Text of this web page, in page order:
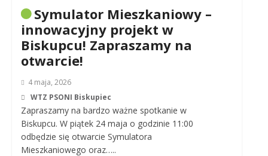
Symulator Mieszkaniowy –
innowacyjny projekt w
Biskupcu! Zapraszamy na
otwarcie!
4 maja, 2026
WTZ PSONI Biskupiec
Zapraszamy na bardzo ważne spotkanie w
Biskupcu. W piątek 24 maja o godzinie 11:00
odbędzie się otwarcie Symulatora
Mieszkaniowego oraz…..